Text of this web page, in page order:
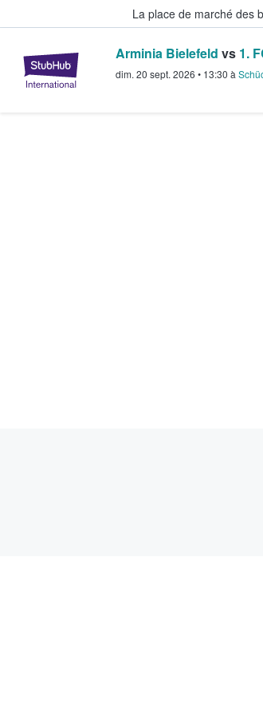
La place de marché des
StubHub - Où les
Arminia Bielefeld vs 1.
dim. 20 sept. 2026 • 13:30 à